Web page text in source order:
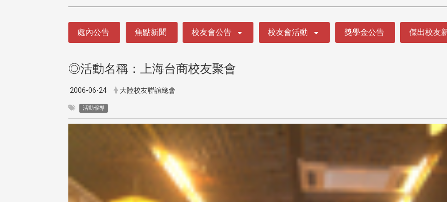
處內公告 焦點新聞 校友會公告 校友會活動 獎學金公告 傑出校友
◎活動名稱：上海台商校友聚會
2006-06-24 大陸校友聯誼總會
活動報導